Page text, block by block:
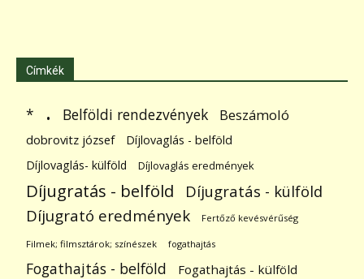
Címkék
* . Belföldi rendezvények Beszámoló
dobrovitz józsef
Díjlovaglás - belföld
Díjlovaglás- külföld
Díjlovaglás eredmények
Díjugratás - belföld Díjugratás - külföld
Díjugrató eredmények Fertőző kevésvérűség
Filmek; filmsztárok; színészek fogathajtás
Fogathajtás - belföld Fogathajtás - külföld